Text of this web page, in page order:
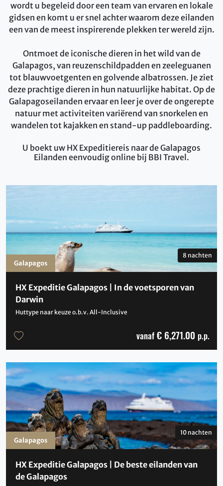
wordt u begeleid door een team van ervaren en lokale
gidsen en komt u er snel achter waarom deze eilanden
een van de meest inspirerende plekken ter wereld zijn.
Ontmoet de iconische dieren in het wild van de
Galapagos, van reuzenschildpadden en zeeleguanen
tot blauwvoetgenten en golvende albatrossen. Je ziet
deze prachtige dieren in hun natuurlijke habitat. Op de
Galapagoseilanden ervaar en leer je over de ongerepte
natuur met activiteiten variërend van snorkelen en
wandelen tot kajakken en stand-up paddleboarding.
U boekt uw HX Expeditiereis naar de Galapagos
Eilanden eenvoudig online bij BBI Travel.
HX Expeditie Galapagos | In de voetsporen van
Darwin
Huttype naar keuze o.b.v. All-Inclusive
8 nachten
vanaf € 6,271.00 p.p.
Galapagos
HX Expeditie Galapagos | De beste eilanden van
de Galapagos
10 nachten
Galapagos